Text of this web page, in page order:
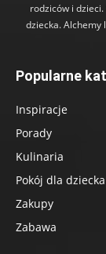
rodziców i
dziecka. Alchemy
Popularne
Inspiracje
Porady
Kulinaria
Pokój dla dziecka
Zakupy
Zabawa